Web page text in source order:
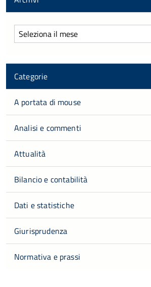
Archivi
Categorie
A portata di mouse
Analisi e commenti
Attualità
Bilancio e contabilità
Dati e statistiche
Giurisprudenza
Normativa e prassi